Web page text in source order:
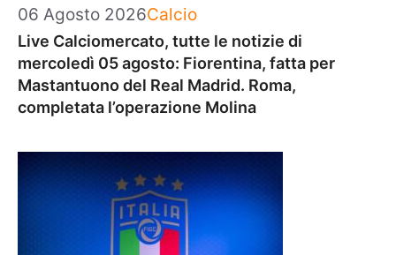
06 Agosto 2026Categorie
Calcio
Live Calciomercato, tutte le notizie di
mercoledì 05 agosto: Fiorentina, fatta per
Mastantuono del Real Madrid. Roma,
completata l’operazione Molina